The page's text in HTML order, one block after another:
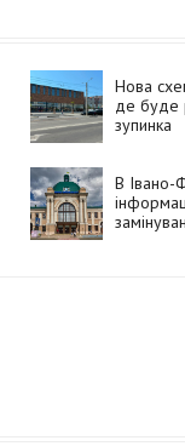
Нова
де буде
зупинка
В Івано-